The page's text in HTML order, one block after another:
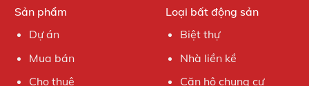
Sản phẩm
Dự án
Mua bán
Cho thuê
Loại bất động sản
Biệt thự
Nhà liền kề
Căn hộ chung cư